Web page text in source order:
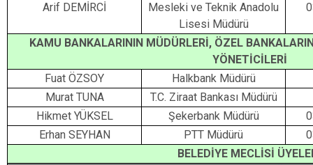
Arif DEMİRCİ
Mesleki ve Teknik Anadolu
Lisesi Müdürü
KAMU BANKALARININ MÜDÜRLERİ, ÖZEL
YÖNETİCİLERİ
Fuat ÖZSOY
Halkbank Müdürü
Murat TUNA
T.C. Ziraat Bankası Müdürü
Hikmet YÜKSEL
Şekerbank Müdürü
Erhan SEYHAN
PTT Müdürü
BELEDİYE MECLİSİ